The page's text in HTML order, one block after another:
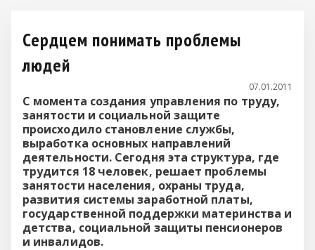
Сердцем понимать проблемы
людей
07.01.2011
С момента создания управления по труду,
занятости и социальной защите
происходило становление службы,
выработка основных направлений
деятельности. Сегодня эта структура, где
трудится 18 человек, решает проблемы
занятости населения, охраны труда,
развития системы заработной платы,
государственной поддержки материнства и
детства, социальной защиты пенсионеров
и инвалидов.